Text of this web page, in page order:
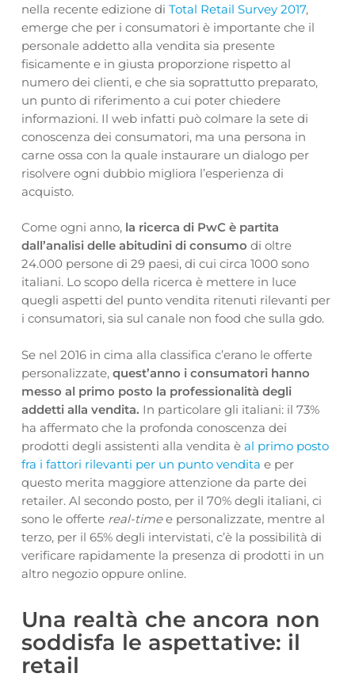
nella recente edizione di Total Retail Survey 2017,
emerge che per i consumatori è importante che il
personale addetto alla vendita sia presente
fisicamente e in giusta proporzione rispetto al
numero dei clienti, e che sia soprattutto preparato,
un punto di riferimento a cui poter chiedere
informazioni. Il web infatti può colmare la sete di
conoscenza dei consumatori, ma una persona in
carne ossa con la quale instaurare un dialogo per
risolvere ogni dubbio migliora l’esperienza di
acquisto.
Come ogni anno, la ricerca di PwC è partita
dall’analisi delle abitudini di consumo di oltre
24.000 persone di 29 paesi, di cui circa 1000 sono
italiani. Lo scopo della ricerca è mettere in luce
quegli aspetti del punto vendita ritenuti rilevanti per
i consumatori, sia sul canale non food che sulla gdo.
Se nel 2016 in cima alla classifica c’erano le offerte
personalizzate, quest’anno i consumatori hanno
messo al primo posto la professionalità degli
addetti alla vendita. In particolare gli italiani: il 73%
ha affermato che la profonda conoscenza dei
prodotti degli assistenti alla vendita è al primo posto
fra i fattori rilevanti per un punto vendita e per
questo merita maggiore attenzione da parte dei
retailer. Al secondo posto, per il 70% degli italiani, ci
sono le offerte real-timee personalizzate, mentre al
terzo, per il 65% degli intervistati, c’è la possibilità di
verificare rapidamente la presenza di prodotti in un
altro negozio oppure online.
Una realtà che ancora non
soddisfa le aspettative: il
retail